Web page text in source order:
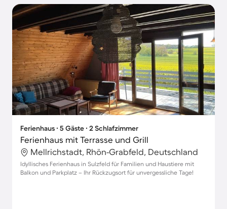
Ferienhaus ∙ 5 Gäste ∙ 2 Schlafzimmer
Ferienhaus mit Terrasse und Grill
Mellrichstadt, Rhön-Grabfeld, Deutschland
Idyllisches Ferienhaus in Sulzfeld für Familien und Haustiere mit
Balkon und Parkplatz – Ihr Rückzugsort für unvergessliche Tage!